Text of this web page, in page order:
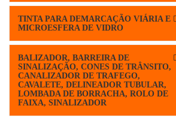
TINTA PARA DEMARCAÇÃO VIÁRIA E
MICROESFERA DE VIDRO
BALIZADOR, BARREIRA DE
SINALIZAÇÃO, CONES DE TRÂNSITO,
CANALIZADOR DE TRAFEGO,
CAVALETE, DELINEADOR TUBULAR,
LOMBADA DE BORRACHA, ROLO DE
FAIXA, SINALIZADOR